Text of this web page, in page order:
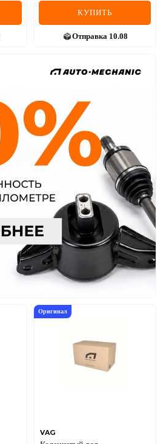
КУПИТЬ
Отправка 10.08
Оригинал
VAG